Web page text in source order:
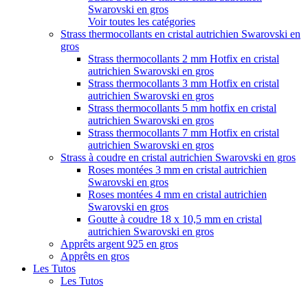
Swarovski en gros
Voir toutes les catégories
Strass thermocollants en cristal autrichien Swarovski en
gros
Strass thermocollants 2 mm Hotfix en cristal
autrichien Swarovski en gros
Strass thermocollants 3 mm Hotfix en cristal
autrichien Swarovski en gros
Strass thermocollants 5 mm hotfix en cristal
autrichien Swarovski en gros
Strass thermocollants 7 mm Hotfix en cristal
autrichien Swarovski en gros
Strass à coudre en cristal autrichien Swarovski en gros
Roses montées 3 mm en cristal autrichien
Swarovski en gros
Roses montées 4 mm en cristal autrichien
Swarovski en gros
Goutte à coudre 18 x 10,5 mm en cristal
autrichien Swarovski en gros
Apprêts argent 925 en gros
Apprêts en gros
Les Tutos
Les Tutos